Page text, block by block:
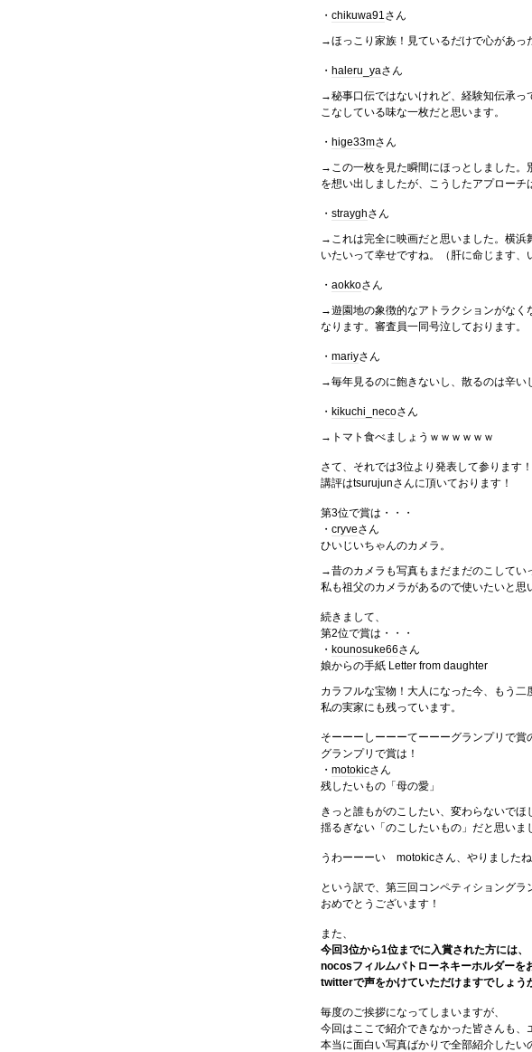
・ chikuwa91さん
→ほっこり家族！見ているだけで心があっ
・ haleru_yaさん
→秘事口伝ではないけれど、経験知伝承っ
こなしている味な一枚だと思います。
・ hige33mさん
→この一枚を見た瞬間にほっとしました。
を想い出しましたが、こうしたアプローチ
・ strayghさん
→これは完全に映画だと思いました。横浜
いたいって幸せですね。（肝に命じます、
・ aokkoさん
→遊園地の象徴的なアトラクションがなく
なります。審査員一同号泣しております。
・ mariyさん
→毎年見るのに飽きないし、散るのは辛い
・ kikuchi_necoさん
→トマト食べましょうｗｗｗｗｗｗ
さて、それでは3位より発表して参ります！
講評はtsurujunさんに頂いております！
第3位で賞は・・・
・ cryveさん
ひいじいちゃんのカメラ。
→昔のカメラも写真もまだまだのこしてい
私も祖父のカメラがあるので使いたいと思
続きまして、
第2位で賞は・・・
・ kounosuke66さん
娘からの手紙 Letter from daughter
カラフルな宝物！大人になった今、もう二
私の実家にも残っています。
そーーーしーーーてーーーグランプリで賞
グランプリで賞は！
・ motokicさん
残したいもの「母の愛」
きっと誰もがのこしたい、変わらないでほ
揺るぎない「のこしたいもの」だと思いま
うわーーーい motokicさん、やりましたね
という訳で、第三回コンペティショングラ
おめでとうございます！
また、
今回3位から1位までに入賞された方には、
nocosフィルムパトローネキーホルダーを
twitterで声をかけていただけますでしょう
毎度のご挨拶になってしまいますが、
今回はここで紹介できなかった皆さんも、
本当に面白い写真ばかりで全部紹介したい